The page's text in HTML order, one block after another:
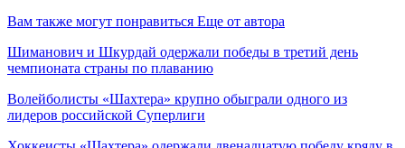
Вам также могут понравиться Еще от автора
Шиманович и Шкурдай одержали победы в третий день
чемпионата страны по плаванию
Волейболисты «Шахтера» крупно обыграли одного из
лидеров российской Суперлиги